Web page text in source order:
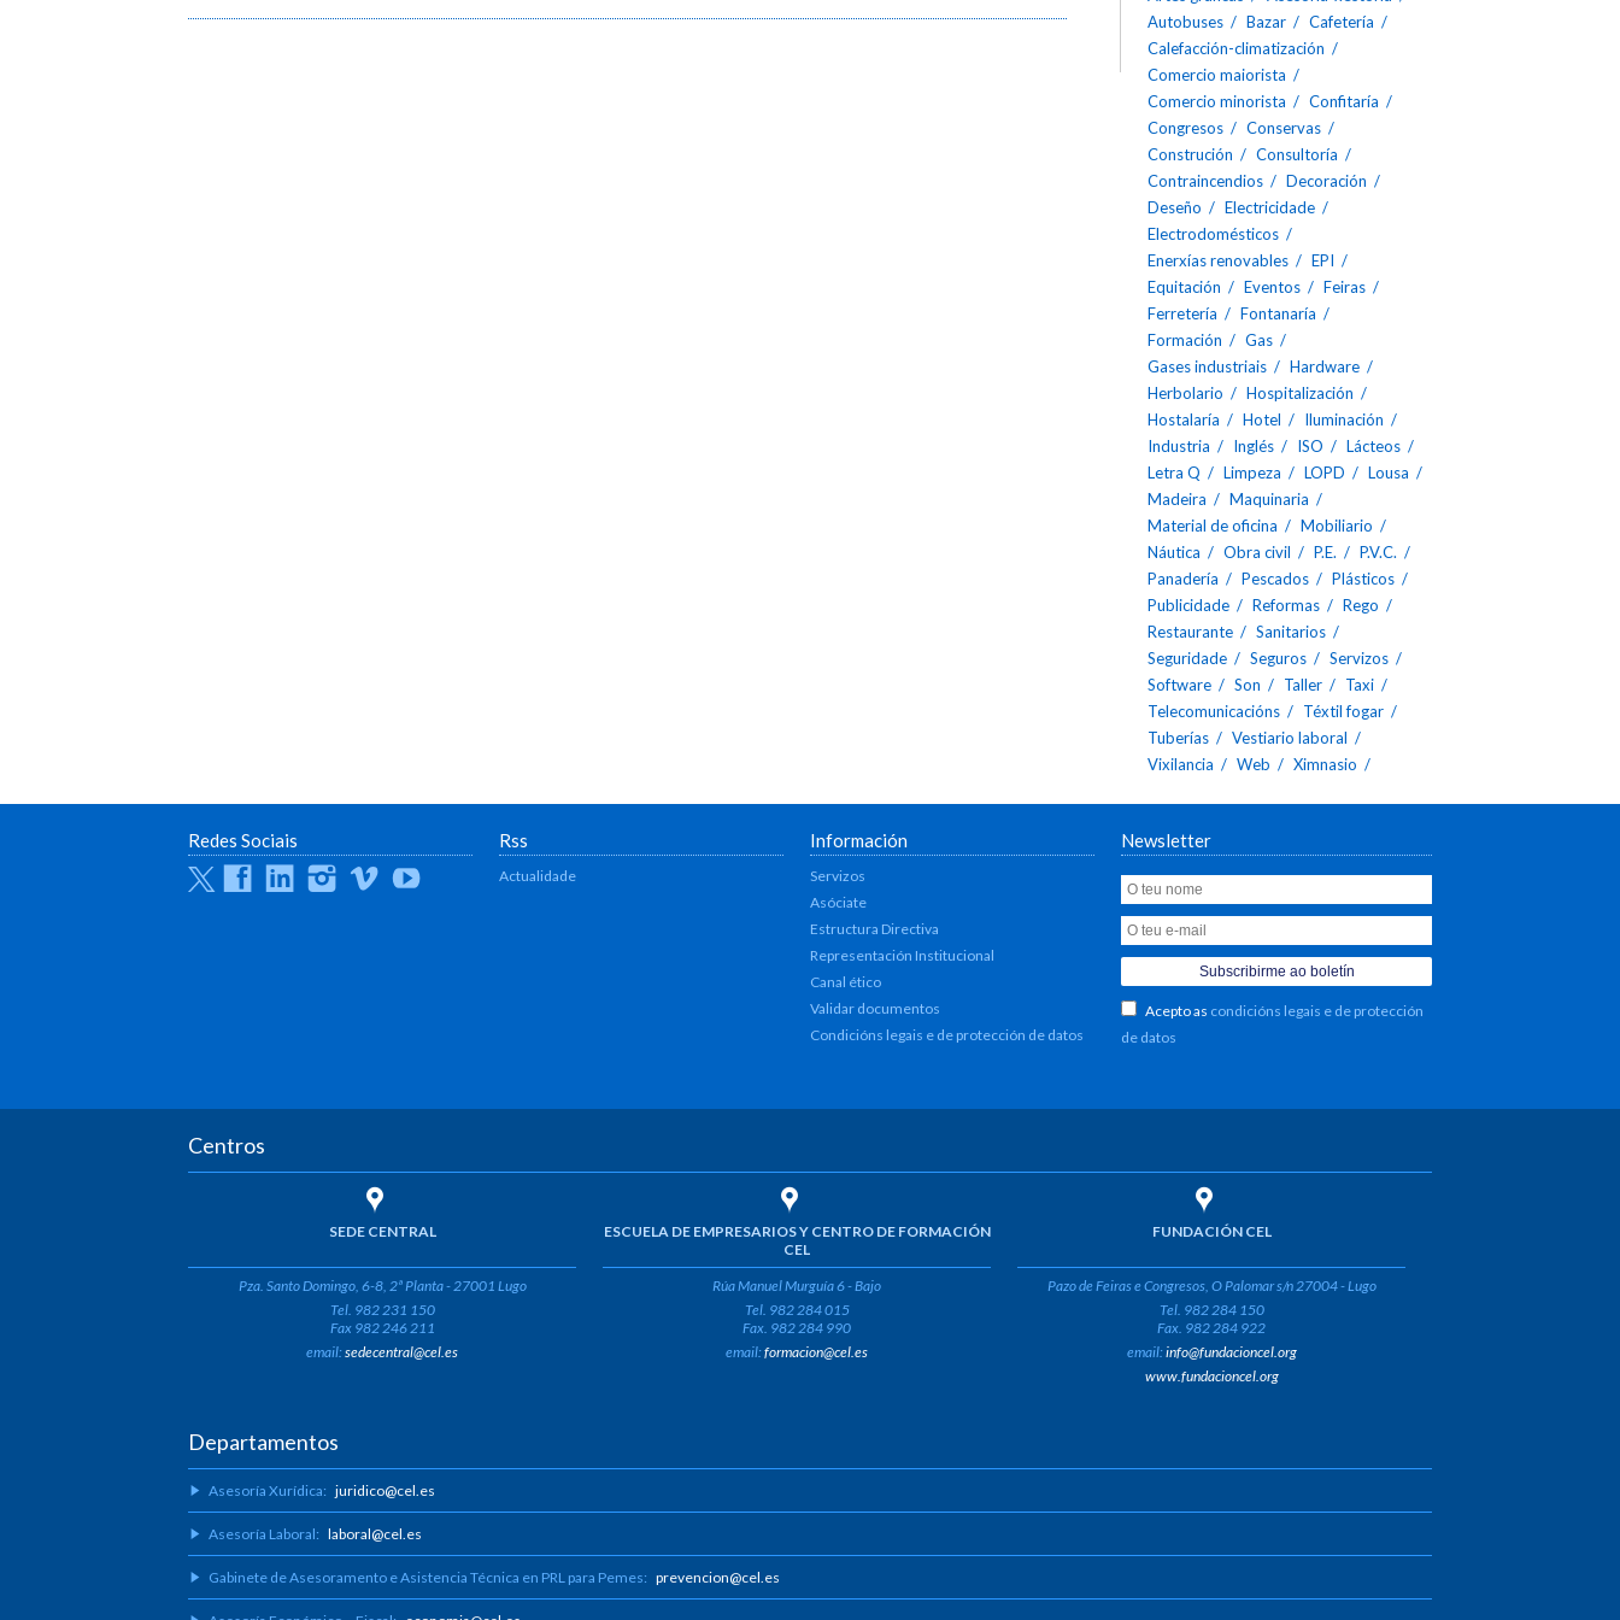
Autobuses
Bazar
Cafetería
Calefacción-climatización
Comercio maiorista
Comercio minorista
Confitaría
Congresos
Conservas
Construción
Consultoría
Contraincendios
Decoración
Deseño
Electricidade
Electrodomésticos
Enerxías renovables
EPI
Equitación
Eventos
Feiras
Ferretería
Fontanaría
Formación
Gas
Gases industriais
Hardware
Herbolario
Hospitalización
Hostalaría
Hotel
Iluminación
Industria
Inglés ISO
Lácteos
Letra Q
Limpeza LOPD
Lousa
Madeira
Maquinaria
Material de oficina
Mobiliario
Náutica
Obra civil P.E.
P.V.C.
Panadería
Pescados
Plásticos
Publicidade
Reformas
Rego
Restaurante
Sanitarios
Seguridade
Seguros
Servizos
Software
Son Taller
Taxi
Telecomunicacións
Téxtil fogar
Tuberías
Vestiario laboral
Vixilancia
Web Ximnasio
Redes Sociais
TwitterFacebookLinkedinInstagram
Vimeo Youtube
Rss
Actualidade
Información
Servizos
Asóciate
Estructura Directiva
Representación Institucional
Canal ético
Validar documentos
Condicións legais e de protección de datos
Newsletter
Acepto as condicións legais e de protección
de datos
Centros
SEDE CENTRAL
Pza. Santo Domingo, 6-8, 2ª Planta - 27001 Lugo
Tel. 982 231 150
Fax 982 246 211
email:sedecentral@cel.es
ESCUELA DE EMPRESARIOS Y CENTRO DE FORMACIÓN
CEL
Rúa Manuel Murguía 6 - Bajo
Tel. 982 284 015
Fax. 982 284 990
email:formacion@cel.es
FUNDACIÓN CEL
Pazo de Feiras e Congresos, O Palomar s/n 27004 - Lugo
Tel. 982 284 150
Fax. 982 284 922
email:info@fundacioncel.org
www.fundacioncel.org
Departamentos
Asesoría Xurídica: juridico@cel.es
Asesoría Laboral: laboral@cel.es
Gabinete de Asesoramento e Asistencia Técnica en PRL para Pemes: prevencion@cel.es